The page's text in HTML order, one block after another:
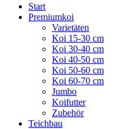
Start
Premiumkoi
Varietäten
Koi 15-30 cm
Koi 30-40 cm
Koi 40-50 cm
Koi 50-60 cm
Koi 60-70 cm
Jumbo
Koifutter
Zubehör
Teichbau